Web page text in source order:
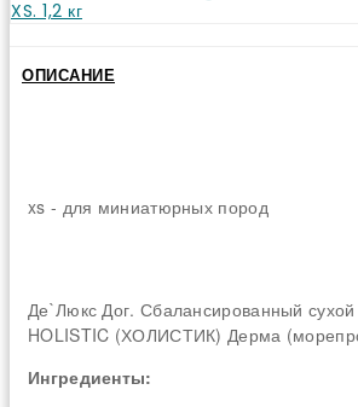
ОПИСАНИЕ
xs - для миниатюрных пород
Де`Люкс Дог. Сбалансированный сухой
HOLISTIC (ХОЛИСТИК) Дерма
Ингредиенты: